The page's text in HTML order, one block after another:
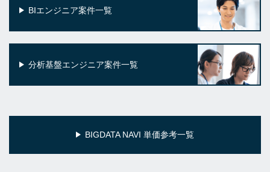
BIエンジニア案件一覧
分析基盤エンジニア案件一覧
BIGDATA NAVI 単価参考一覧